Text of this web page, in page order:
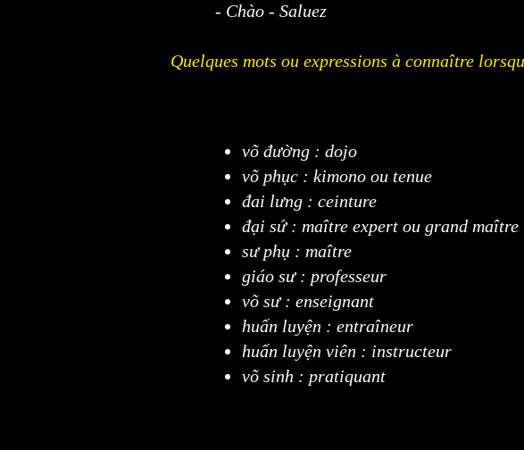
- Chào - Saluez
Quelques mots ou expressions à connaître
võ đường : dojo
võ phục : kimono ou tenue
đai lưng : ceinture
đại sứ : maître expert ou grand maître
sư phụ : maître
giáo sư : professeur
võ sư : enseignant
huấn luyện : entraîneur
huấn luyện viên : instructeur
võ sinh : pratiquant